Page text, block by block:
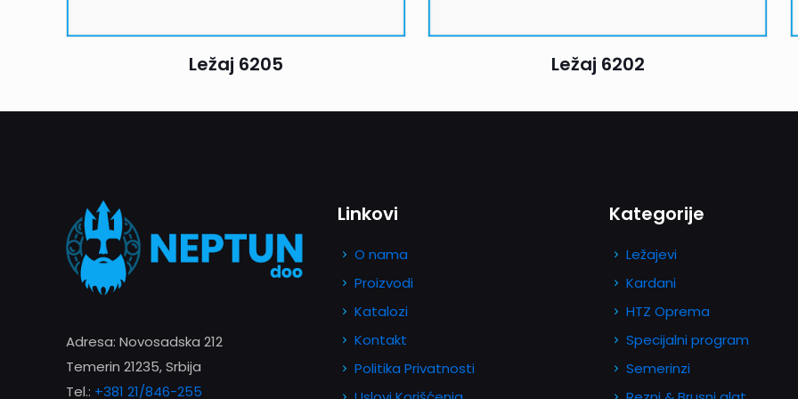
Ležaj 6205 Ležaj 6202
Adresa: Novosadska 212
Temerin 21235, Srbija
Tel.: +381 21/846-255
Linkovi
O nama
Proizvodi
Katalozi
Kontakt
Politika Privatnosti
Kategorije
Ležajevi
Kardani
HTZ Oprema
Specijalni program
Semerinzi